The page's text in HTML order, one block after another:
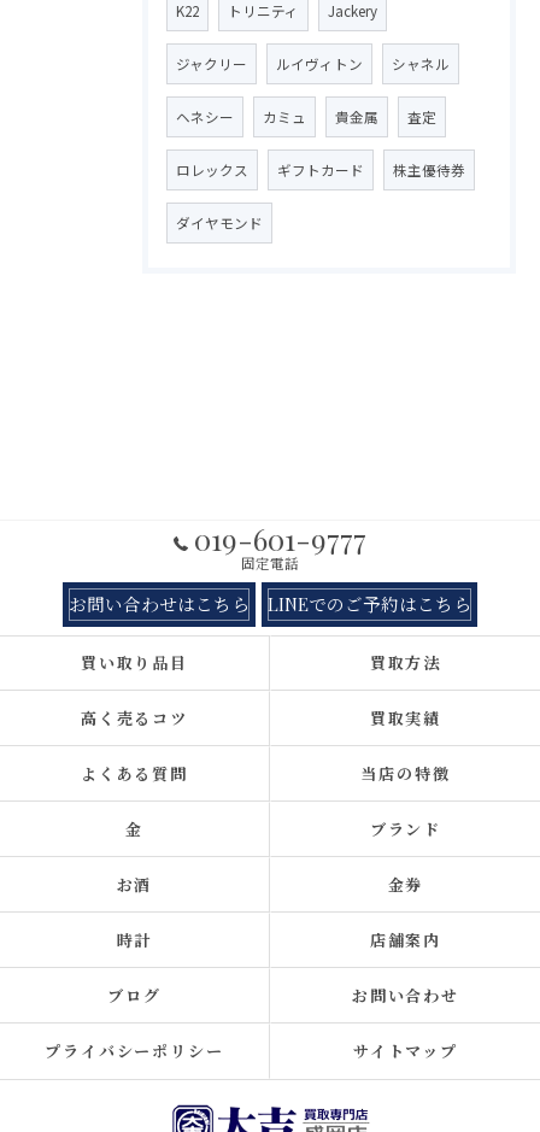
K22 トリニティ Jackery
ジャクリー ルイヴィトン シャネル
ヘネシー カミュ 貴金属 査定
ロレックス ギフトカード 株主優待券
ダイヤモンド
019-601-9777
固定電話
お問い合わせはこちら LINEでのご予約はこちら
買い取り品目 買取方法
高く売るコツ 買取実績
よくある質問 当店の特徴
金 ブランド
お酒 金券
時計 店舗案内
ブログ お問い合わせ
プライバシーポリシー サイトマップ